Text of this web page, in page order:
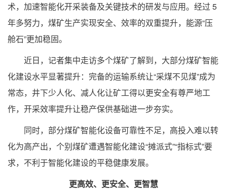
术，加速智能化开采装备及关键技术的研发与应用。经过 5
年多努力，煤矿生产实现安全、效率的双重提升，能源“压
舱石”更加稳固。
近日，记者集中走访多个煤矿了解到，大部分煤矿智能
化建设水平显著提升：完备的运输系统让“采煤不见煤”成为
常态，井下少人化、减人化让矿工得以更安全有尊严地工
作，开采效率提升让稳产保供基础进一步夯实。
同时，部分煤矿智能化设备可靠性不足，高投入难以转
化为高产出，个别煤矿遭遇智能化建设“摊派式”“指标式”要
求，不利于智能化建设的平稳健康发展。
更高效、更安全、更智慧